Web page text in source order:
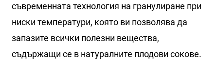
съвременната технология на гранулиране при
ниски температури, която ви позволява да
запазите всички полезни вещества,
съдържащи се в натуралните плодови сокове.